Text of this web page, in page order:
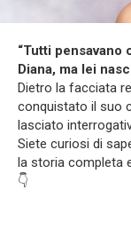
“Tutti pensavano
Diana, ma lei
Dietro la facciata
conquistato il suo
lasciato
Siete curiosi di
la storia completa
👇